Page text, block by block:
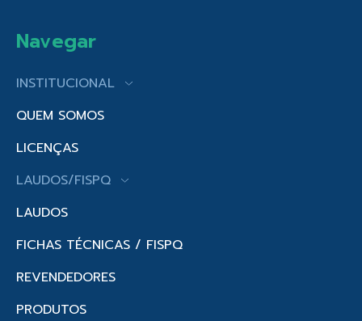
Navegar
INSTITUCIONAL
QUEM SOMOS
LICENÇAS
LAUDOS/FISPQ
LAUDOS
FICHAS TÉCNICAS / FISPQ
REVENDEDORES
PRODUTOS